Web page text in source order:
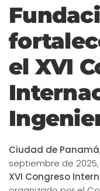
el XVI
Ciudad de
septiembre de 2025,
XVI Congreso